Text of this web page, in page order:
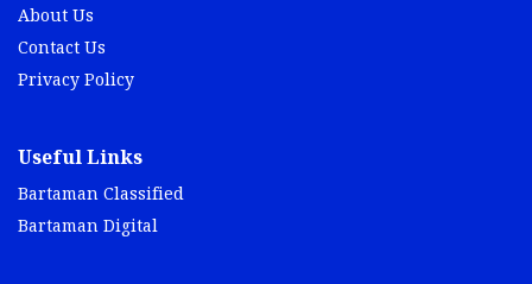
About Us
Contact Us
Privacy Policy
Useful Links
Bartaman Classified
Bartaman Digital